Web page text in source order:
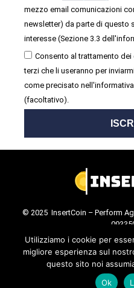
mezzo email comunicazioni
newsletter) da parte di questo
interesse (Sezione 3.3
Consento al trattamento
terzi che li useranno per
come precisato
(facoltativo).
© 2025 InsertCoin – Perform
Cookie Policy
Utilizziamo i cookie per
migliore esperienza sul
questo sito noi
Ok